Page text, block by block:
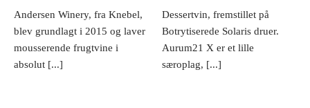
Andersen Winery, fra Knebel,
blev grundlagt i 2015 og laver
mousserende frugtvine i
absolut [...]
Dessertvin, fremstillet på
Botrytiserede Solaris druer.
Aurum21 X er et lille
særoplag, [...]